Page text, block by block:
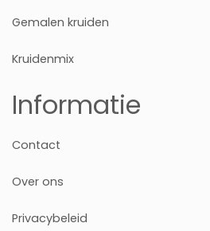
Gemalen kruiden
Kruidenmix
Informatie
Contact
Over ons
Privacybeleid